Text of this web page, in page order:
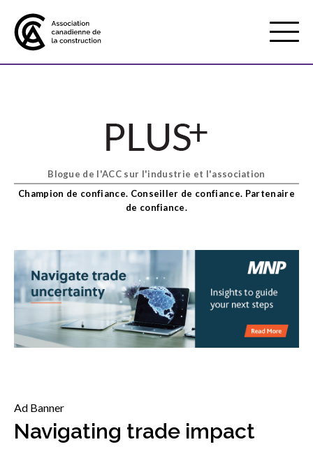
Mobile
Menu
À propos de nous
Adhésion
Show
sub
sub
menu
Services axés sur les pratiques
exemplaires
Show
menu
Événements
Blogue de l'ACC sur l'industrie et l'association
Champion de confiance. Conseiller de confiance. Partenaire
de confiance.
Ad Banner
Navigating trade impact